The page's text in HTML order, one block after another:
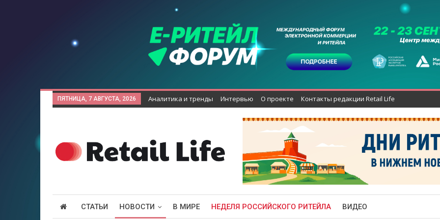
ПЯТНИЦА, 7 АВГУСТА, 2026 Аналитика и тренды Интервью О проекте Контакты редакции Retail Life
СТАТЬИ НОВОСТИ В МИРЕ НЕДЕЛЯ РОССИЙСКОГО РИТЕЙЛА ВИДЕО